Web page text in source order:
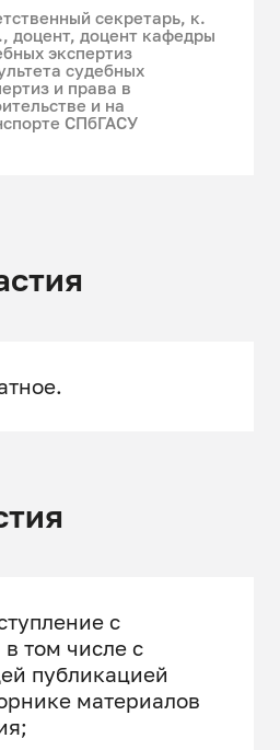
секретарь, к.
доцент, доцент кафедры
экспертиз
судебных
и права в
и на
СПбГАСУ
с
том числе с
публикацией
материалов